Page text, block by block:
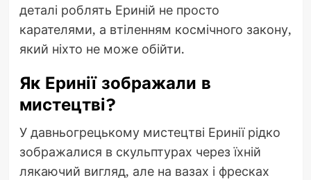
деталі роблять Ериній не просто
карателями, а втіленням космічного закону,
який ніхто не може обійти.
Як Еринії зображали в
мистецтві?
У давньогрецькому мистецтві Еринії рідко
зображалися в скульптурах через їхній
лякаючий вигляд, але на вазах і фресках